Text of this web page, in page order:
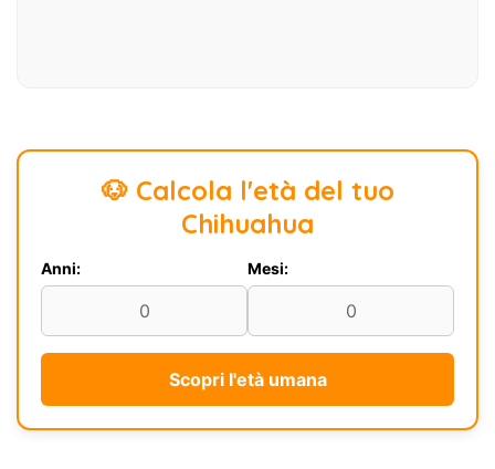
🐶 Calcola l'età del tuo
Chihuahua
Anni: Mesi:
Scopri l'età umana